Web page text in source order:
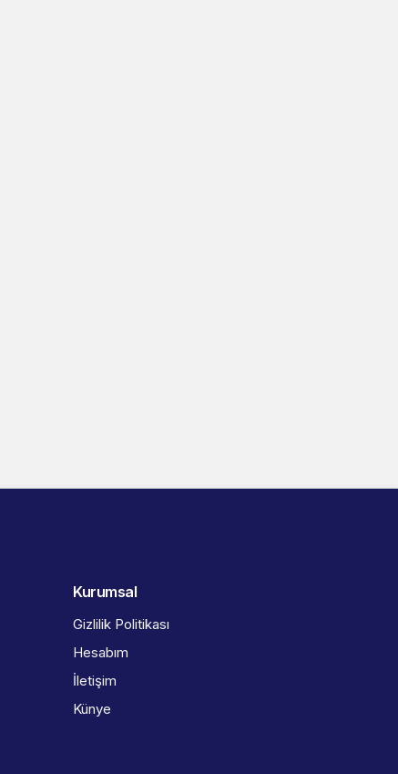
Kurumsal
Gizlilik Politikası
Hesabım
İletişim
Künye